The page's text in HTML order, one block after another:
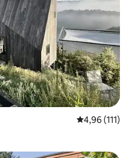
Note
4,96 (111)